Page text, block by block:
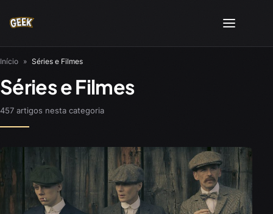
Início » Séries e Filmes
Séries e Filmes
457 artigos nesta categoria